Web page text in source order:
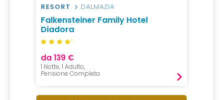
RESORT DALMAZIA
Falkensteiner Family Hotel
Diadora
S
da 139 €
1 Notte, 1 Adulto,
Pensione Completa